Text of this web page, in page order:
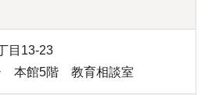
目13-23
本館5階 教育相談室